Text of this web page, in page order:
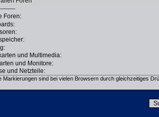
Markierungen sind bei vielen Browsern durch gleichzeitiges